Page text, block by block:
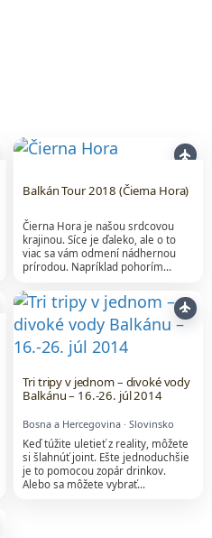
flight
Balkán Tour 2018 (Čierna Hora)
Čierna Hora je našou srdcovou
krajinou. Síce je ďaleko, ale o to
viac sa vám odmení nádhernou
prírodou. Napríklad pohorím…
flight
Tri tripy v jednom – divoké vody
Balkánu – 16.-26. júl 2014
Bosna a Hercegovina ·Slovinsko
Keď túžite uletieť z reality, môžete
si šlahnúť joint. Ešte jednoduchšie
je to pomocou zopár drinkov.
Alebo sa môžete vybrať…